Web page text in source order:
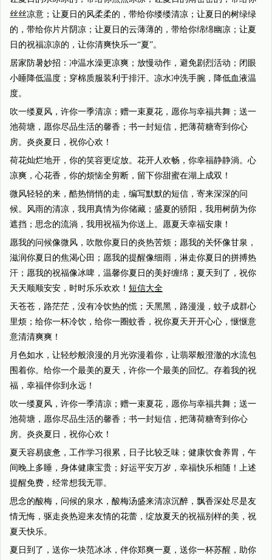
丝丝凉意；让夏日的风柔柔的，带给你缕缕清凉；让夏日的树绿绿
的，带给你片片阴凉；让夏日的云薄薄的，带给你绵绵幽凉；让夏
日的祝福凉凉的，让你清爽快乐一“夏”。
居家防暑妙招：冲温水澡更凉爽；放慢动作，避免剧烈活动；闭眼
小睡降低温度；穿棉质服装利于排汗。凉水冲洗手腕，降低血液温
度。
吹一缕夏风，许你一季清凉；赠一束夏花，愿你与幸福共舞；送一
池荷塘，愿你尽品生活的馨香；书一封短信，把薄荷糖寄到你心
房。炎炎夏日，祝你心欢！
荷花灿烂地开，你的笑容更绽放。花开人欢畅，你幸福静静淌。心
凉爽，心花香，你的烦恼全剪断，留下你甜蜜在湖上成双！
微风轻轻的来，酷热悄悄的走，编写默默的短信，寄来深深的问
候。风雨的清凉，我用真情为你储藏；盛夏的骄阳，我用树荫为你
遮挡；思念的流淌，我用祝福为你送上。愿夏天幸福安康！
愿我的问候像微风，吹散你夏日的炎热苦烦；愿我的关怀像甘泉，
滋润你夏日的焦渴心田；愿我的提醒像细雨，淋走你夏日的拼搏热
汗；愿我的祝福像冰啤，温馨你夏日的美好缠绵；夏天到了，祝你
天天顺顺安安，时时乐乐欢欢！ 短信大全
天苍苍，路茫茫，没有冷饮热的慌；天黑黑，路漫漫，蚊子成群心
里烦；给你一杯冷饮，给你一圈蚊香，祝你夏天开开心心，惬惬意
意清清爽爽！
月色如水，让轻纱般浪漫的月光弥漫着你，让翡翠般澄澈的水流包
围着你。给你一个最美的夏天，许你一个最美的回忆。存着我的祝
福，幸福伴你到永远！
吹一缕夏风，许你一季清凉；赠一束夏花，愿你与幸福共舞；送一
池荷塘，愿你尽品生活的馨香；书一封短信，把薄荷糖寄到你心
房。炎炎夏日，祝你心欢！
夏天容易疲惫，工作学习很累，日子比较乏味；健康饮食养胃，午
间晚上多睡，身体健康宝贵；好运平安万岁，幸福快乐相随！上述
提醒免费，经常想我无罪。
思念的酸梅，问候的泉水，酸梅汤盛来清凉沉醉，飘香深处尽是友
情无悔，驱走炎热迎来友情的花蕾，绽放夏天的祝福别样的美，祝
夏天快乐。
夏日到了，送你一块范冰冰，伴你郑爽一夏，送你一杯苏醒，助你